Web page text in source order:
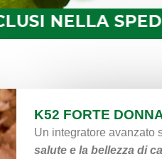
K52 FORTE
Un integratore avanzato
salute e la bellezza di